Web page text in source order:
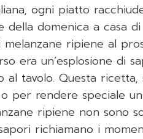
ogni piatto
della domenica a casa
ripiene al
era un’esplosione di
al tavolo. Questa
per rendere speciale
ripiene non sono
richiamano i